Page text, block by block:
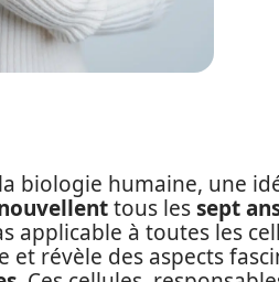
biologie humaine, une
tous lessept
applicable à toutes les
révèle des aspects